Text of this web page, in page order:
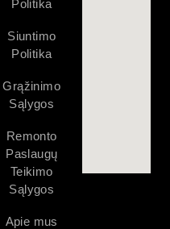
Politika
Siuntimo
Politika
Grąžinimo
Sąlygos
Remonto
Paslaugų
Teikimo
Sąlygos
Apie mus